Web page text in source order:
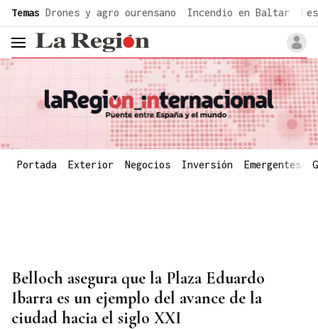
Temas Drones y agro ourensano Incendio en Baltar
header.menu.open
Portada Exterior Negocios Inversión Emergentes
Belloch asegura que la Plaza Eduardo
Ibarra es un ejemplo del avance de la
ciudad hacia el siglo XXI